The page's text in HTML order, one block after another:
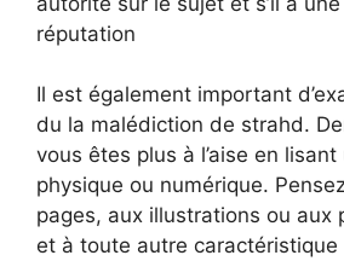
réputation
Il est également important
du la malédiction de strahd.
vous êtes plus à l’aise en lisant
physique ou numérique.
pages, aux illustrations ou aux
et à toute autre